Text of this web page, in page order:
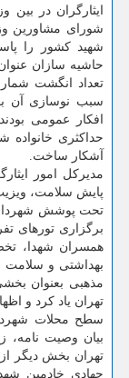
ایثارگران در بین
شورای مشاورین
شهید کشور را
حاشیه سازان
تعداد انگشت
سبب نوسازی آن
افکار عمومی
حداکثری خانواده
آشکار ساخت.
مدیرکل امور
پایش سلامت،
تحت پوشش
برگزاری تورهای
همسران شهدا،
بهداشتی و سلامت
مذهبی بعنوان
تهران بخش دیگر